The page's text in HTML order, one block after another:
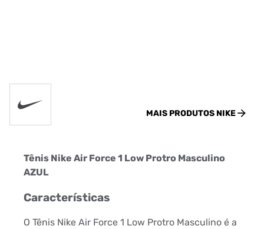
MAIS PRODUTOS NIKE
Tênis Nike Air Force 1 Low Protro Masculino
AZUL
Características
O Tênis Nike Air Force 1 Low Protro Masculino é a